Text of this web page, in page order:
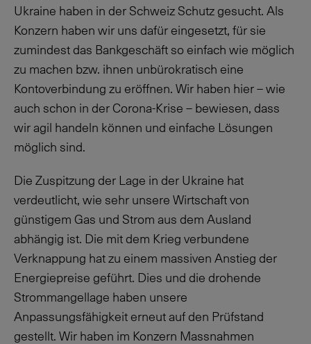
Ukraine haben in der Schweiz Schutz gesucht. Als
Konzern haben wir uns dafür eingesetzt, für sie
zumindest das Bankgeschäft so einfach wie möglich
zu machen bzw. ihnen unbürokratisch eine
Kontoverbindung zu eröffnen. Wir haben hier – wie
auch schon in der Corona-Krise – bewiesen, dass
wir agil handeln können und einfache Lösungen
möglich sind.
Die Zuspitzung der Lage in der Ukraine hat
verdeutlicht, wie sehr unsere Wirtschaft von
günstigem Gas und Strom aus dem Ausland
abhängig ist. Die mit dem Krieg verbundene
Verknappung hat zu einem massiven Anstieg der
Energiepreise geführt. Dies und die drohende
Strommangellage haben unsere
Anpassungsfähigkeit erneut auf den Prüfstand
gestellt. Wir haben im Konzern Massnahmen